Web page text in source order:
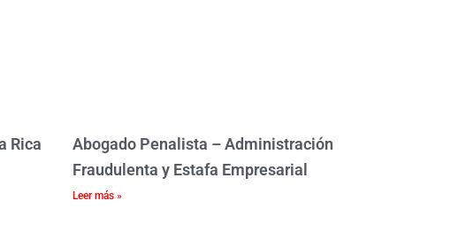
Rica
Abogado Penalista – Administración
Fraudulenta y Estafa Empresarial
Leer más »